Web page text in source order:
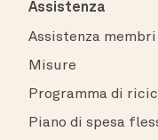
Assistenza
Assistenza membri
Misure
Programma di
Piano di spesa